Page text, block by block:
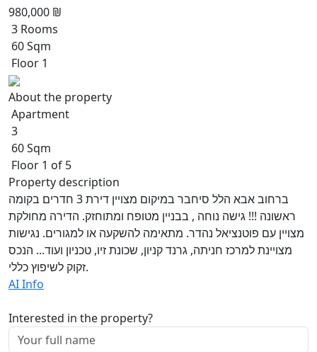
980,000 ₪
3 Rooms
60 Sqm
Floor 1
About the property
Apartment
3
60 Sqm
Floor 1 of 5
Property description
ברחוב אבא הלל סיחבר במיקום מצויין דירת 3 חדרים בקומה
ראשונה !!! גישה נוחה , בבניין מטופח ומתוחזק. הדירה מחולקת
מצויין עם פוטנציאל נהדר. מתאימה להשקעה או למגורים. נגישות
מצויינת למרכז חניתה, גרנד קניון, שכונת זיו, טכניון ועוד... הנכס
זקוק לשיפוץ כללי.
AI Info
Interested in the property?